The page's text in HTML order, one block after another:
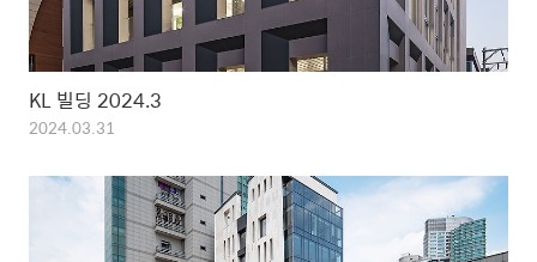
KL 빌딩 2024.3
2024.03.31